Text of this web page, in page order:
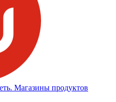
Магазины продуктов